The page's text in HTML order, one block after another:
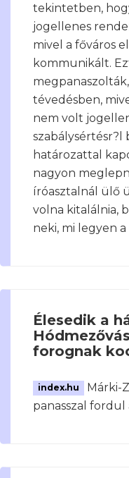
tekintetben,
jogellenes
mivel a főváros
kommunikált.
tévedésben,
nem volt
szabálysértésr?l
határozattal
nagyon
íróasztalnál ülő
volna kitalálnia,
neki, mi legyen a
Élesedik a
forognak
index.hu
Márki-
panasszal fordul